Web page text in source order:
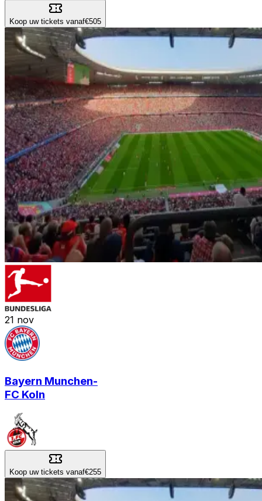
Koop uw tickets vanaf€505
21 nov
Bayern Munchen-
FC Koln
Koop uw tickets vanaf€255